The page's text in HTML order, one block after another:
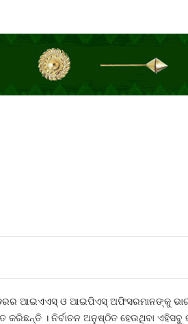
ଆଇଏଏସ୍‍ ଓ ଆଇପିଏସ୍‍ ଅଫିସରମାନଙ୍କୁ
କରିଛନ୍ତି । ନିର୍ବାଚନ ଅନୁଷ୍ଠିତ ହେଉଥିବା ଏହିସବୁ